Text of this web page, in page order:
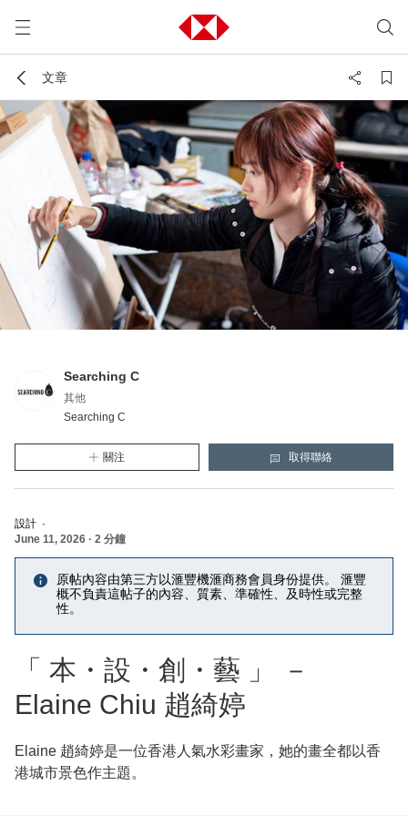
文章
Searching C
其他
Searching C
關注
Searching C
(將打開一個新的模態視窗)
取得聯絡
Searching C
(新的視窗將會打開)
設計 ·
June 11, 2026 · 2 分鐘
原帖內容由第三方以滙豐機滙商務會員身份提供。 滙豐
概不負責這帖子的內容、質素、準確性、及時性或完整
性。
「 本・設・創・藝 」 －
Elaine Chiu 趙綺婷
Elaine 趙綺婷是一位香港人氣水彩畫家，她的畫全都以香
港城市景色作主題。